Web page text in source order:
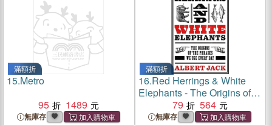
滿額折
15.Metro
95
1489
無庫存
滿額折
16.Red Herrings & White
Elephants - The Origins of
the Phrases We Use Every
Day
79 564
無庫存